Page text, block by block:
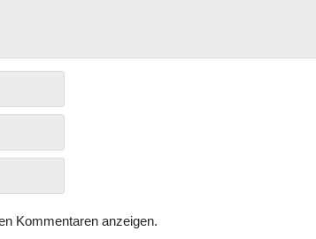
Kommentaren anzeigen.